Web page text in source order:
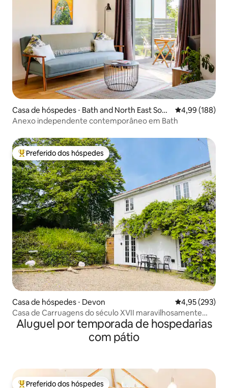
Casa de hóspedes ⋅ Bath and North East Som
erset
4,99 de uma
4,99 (188)
Anexo independente contemporâneo em Bath
Entre os melhores preferidos dos hóspedes
Preferido dos hóspedes
Casa de hóspedes ⋅ Devon 4,95 de uma
4,95 (293)
Casa de Carruagens do século XVII maravilhosamente
reformada
Aluguel por temporada de hospedarias
com pátio
Preferido dos hóspedes